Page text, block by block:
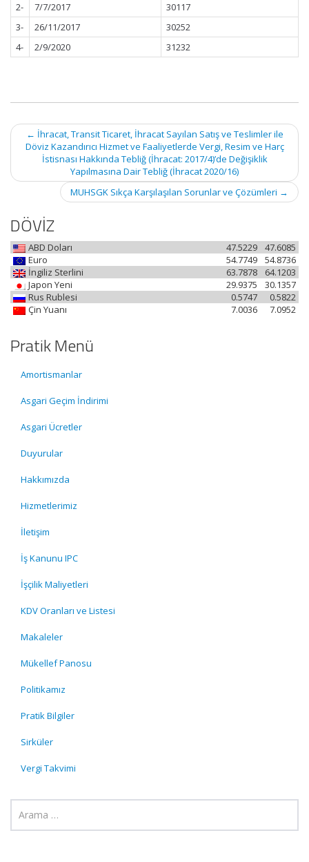
2-
7/7/2017
30117
3-
26/11/2017
30252
4-
2/9/2020 31232
Post
navigation
← İhracat, Transit Ticaret, İhracat Sayılan Satış ve Teslimler ile
Döviz Kazandırıcı Hizmet ve Faaliyetlerde Vergi, Resim ve Harç
İstisnası Hakkında Tebliğ (İhracat: 2017/4)’de Değişiklik
Yapılmasına Dair Tebliğ (İhracat 2020/16)
MUHSGK Sıkça Karşılaşılan Sorunlar ve Çözümleri →
DÖVİZ
ABD Doları 47.6085
47.5229
Euro
54.8736
54.7749
İngiliz Sterlini
64.1203
63.7878
Japon Yeni
30.1357
29.9375
Rus Rublesi
0.5822
0.5747
Çin Yuanı
7.0952
7.0036
Pratik Menü
Amortismanlar
Asgari Geçim İndirimi
Asgari Ücretler
Duyurular
Hakkımızda
Hizmetlerimiz
İletişim
İş Kanunu IPC
İşçilik Maliyetleri
KDV Oranları ve Listesi
Makaleler
Mükellef Panosu
Politikamız
Pratik Bilgiler
Sirküler
Vergi Takvimi